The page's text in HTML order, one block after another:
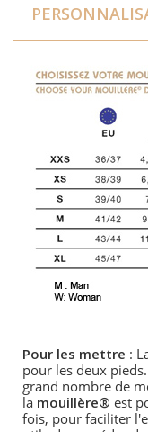
Pour les mettre :
pour les deux
grand nombre de
la mouillère® est
fois, pour faciliter